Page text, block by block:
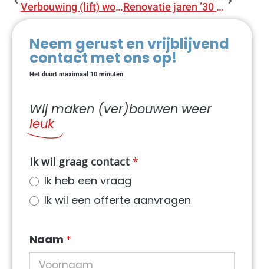
Verbouwing (lift) woning te Zoetermeer Renovatie jaren ’30 woning te Doorn
Neem gerust en vrijblijvend
contact met ons op!
Het duurt maximaal 10 minuten
Wij maken (ver)bouwen weer
leuk
NIEUW
Contact
dynamisch
in
Ik wil graag contact *
Ik heb een vraag
Ik wil een offerte aanvragen
Naam *